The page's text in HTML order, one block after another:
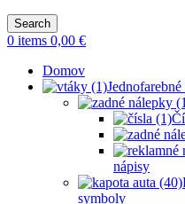
Search
0 items 0,00 €
Domov
nápisy
symboly